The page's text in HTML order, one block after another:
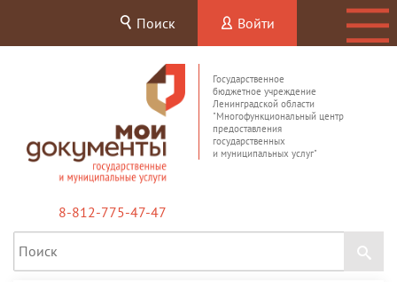
Поиск Войти
Государственное
бюджетное учреждение
Ленинградской области
"Многофункциональный центр
предоставления
государственных
и муниципальных услуг"
8-812-775-47-47